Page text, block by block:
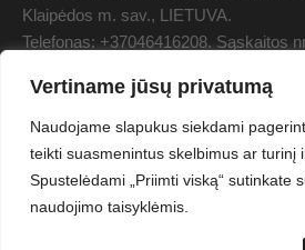
Vertiname jūsų privatumą
Naudojame slapukus siekdami
teikti suasmenintus skelbimus ar turinį
Spustelėdami „Priimti viską“ sutinkate
naudojimo taisyklėmis.
Klaipėdos m. sav., LIETUVA.
Telefonas: +37046416208. Sąskaitos
CBVILT2X.
© 2026 UAB "Garant Protech". Be UAB
sutikimo draudžiama kopijuoti ir platinti
informaciją